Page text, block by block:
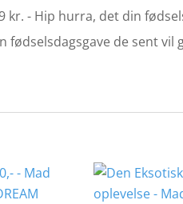
- Hip hurra, det din
de sent vil